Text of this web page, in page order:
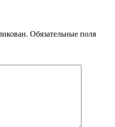
Обязательные поля